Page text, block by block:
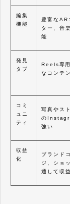
編集
機能
豊富なAR
ター、音
発見
タブ
Reels専
なコンテ
コミ
ュニ
ティ
写真やス
の
強
収益
化
ブランド
ジ、ショ
通して収